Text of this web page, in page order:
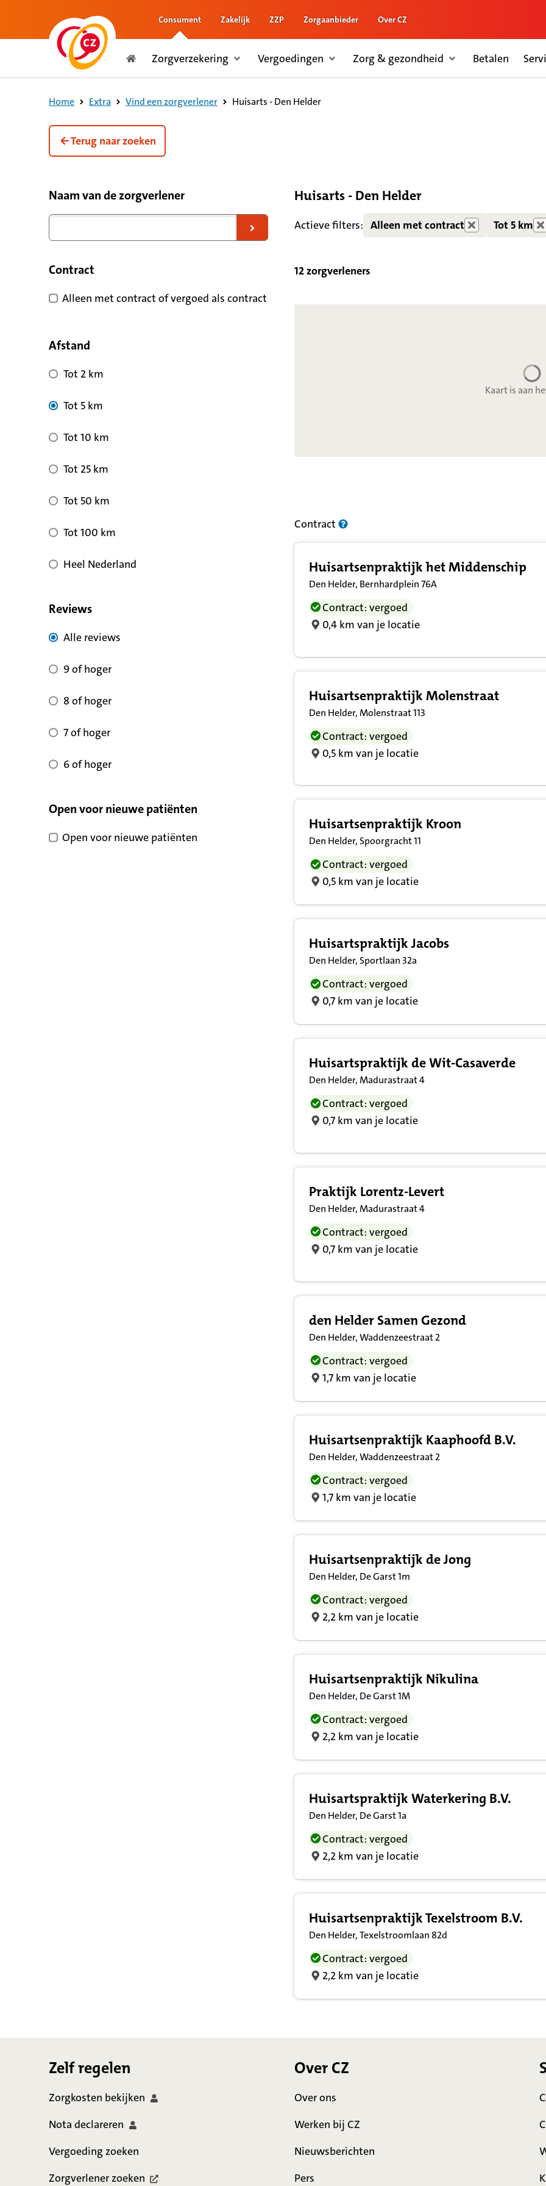
de inhoud
Consument Zakelijk ZZP Zorgaanbieder Over CZ
Consument
Zorgverzekering Vergoedingen Zorg & gezondheid Betalen
Home Extra Vind een zorgverlener Huisarts - Den Helder
Terug naar zoeken
Huisarts - Den Helder
Naar zoekresultaten
Filteropties voor zorgverleners
Naam van de zorgverlener
Contract
Alleen met contract of vergoed als contract
Afstand
Tot 2 km
Tot 5 km
Tot 10 km
Tot 25 km
Tot 50 km
Tot 100 km
Heel Nederland
Reviews
Alle reviews voor kwaliteit
Alle reviews
9 of hoger voor reviewscore
9 of hoger
8 of hoger voor reviewscore
8 of hoger
7 of hoger voor reviewscore
7 of hoger
6 of hoger voor reviewscore
6 of hoger
Open voor nieuwe patiënten
Open voor nieuwe patiënten
Actieve filters: Alleen met contract Tot 5 km
Kaart is aan
12 zorgverleners
Contract
Huisartsenpraktijk het Middenschip
Den Helder, Bernhardplein 76A
Contract: vergoed
0,4 km van je locatie
Huisartsenpraktijk Molenstraat
Den Helder, Molenstraat 113
Contract: vergoed
0,5 km van je locatie
Huisartsenpraktijk Kroon
Den Helder, Spoorgracht 11
Contract: vergoed
0,5 km van je locatie
Huisartspraktijk Jacobs
Den Helder, Sportlaan 32a
Contract: vergoed
0,7 km van je locatie
Huisartspraktijk de Wit-Casaverde
Den Helder, Madurastraat 4
Contract: vergoed
0,7 km van je locatie
Praktijk Lorentz-Levert
Den Helder, Madurastraat 4
Contract: vergoed
0,7 km van je locatie
den Helder Samen Gezond
Den Helder, Waddenzeestraat 2
Contract: vergoed
1,7 km van je locatie
Huisartsenpraktijk Kaaphoofd B.V.
Den Helder, Waddenzeestraat 2
Contract: vergoed
1,7 km van je locatie
Huisartsenpraktijk de Jong
Den Helder, De Garst 1m
Contract: vergoed
2,2 km van je locatie
Huisartsenpraktijk Nikulina
Den Helder, De Garst 1M
Contract: vergoed
2,2 km van je locatie
Huisartspraktijk Waterkering B.V.
Den Helder, De Garst 1a
Contract: vergoed
2,2 km van je locatie
Huisartsenpraktijk Texelstroom B.V.
Den Helder, Texelstroomlaan 82d
Contract: vergoed
2,2 km van je locatie
Zelf regelen
Zorgkosten bekijken
Nota declareren
Vergoeding zoeken
Zorgverlenerzoeken
Over CZ
Over ons
Werken bij CZ
Nieuwsberichten
Pers